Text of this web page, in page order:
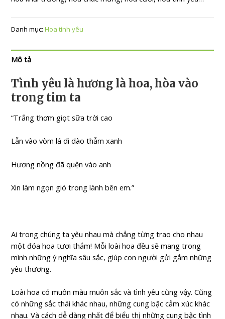
Danh mục:Hoa tình yêu
Mô tả
Tình yêu là hương là hoa, hòa vào
trong tim ta
“Trắng thơm giọt sữa trời cao
Lẫn vào vòm lá dì dào thẫm xanh
Hương nồng đã quện vào anh
Xin làm ngọn gió trong lành bên em.”
Ai trong chúng ta yêu nhau mà chẳng từng trao cho nhau
một đóa hoa tươi thắm! Mỗi loài hoa đều sẽ mang trong
mình những ý nghĩa sâu sắc, giúp con người gửi gắm những
yêu thương.
Loài hoa có muôn màu muôn sắc và tình yêu cũng vậy. Cũng
có những sắc thái khác nhau, những cung bậc cảm xúc khác
nhau. Và cách dễ dàng nhất để biểu thị những cung bậc tình